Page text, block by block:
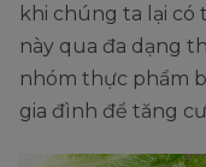
khi chúng ta lại có
này qua đa dạng
nhóm thực phẩm
gia đình để tăng